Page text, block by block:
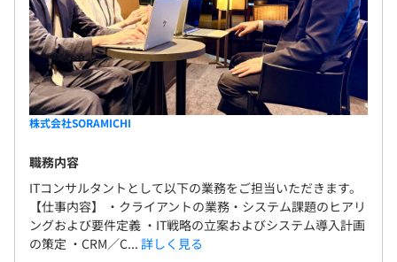
株式会社SORAMICHI
職務内容
ITコンサルタントとして以下の業務をご担当いただきます。
【仕事内容】 ・クライアントの業務・システム課題のヒアリ
ングおよび要件定義 ・IT戦略の立案およびシステム導入計画
の策定 ・CRM／C... 詳しく見る